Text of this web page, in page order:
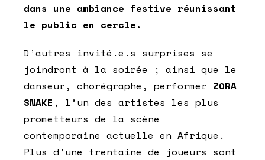
dans une ambiance festive réunissant
le public en cercle.
D’autres invité.e.s surprises se
joindront à la soirée ; ainsi que le
danseur, chorégraphe, performer ZORA
SNAKE , l’un des artistes les plus
prometteurs de la scène
contemporaine actuelle en Afrique.
Plus d’une trentaine de joueurs sont